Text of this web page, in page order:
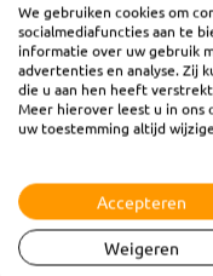
Vrouw in
vrijdag 31 oktober
We gebruiken cookies om
socialmediafuncties aan te
informatie over uw gebruik
advertenties en analyse. Zij
die u aan hen heeft
Meer hierover leest u in ons
uw toestemming altijd
Accepteren
Weigeren